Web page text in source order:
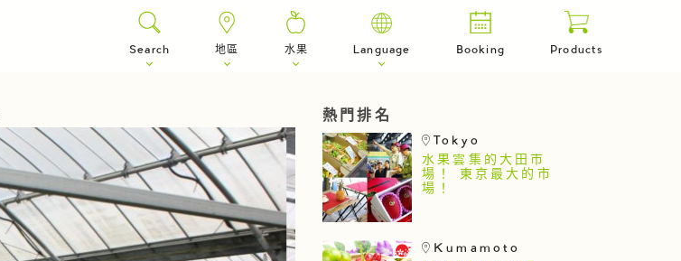
Search 地區 水果 Language Booking Products
熱門排名
Tokyo
水果雲集的大田市
場！ 東京最大的市
場！
Kumamoto